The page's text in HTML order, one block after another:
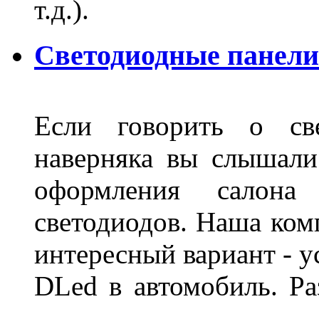
т.д.).
Светодиодные
Если говорить о
наверняка вы
оформления
светодиодов. Наша
интересный вариант -
DLed в автомобиль.